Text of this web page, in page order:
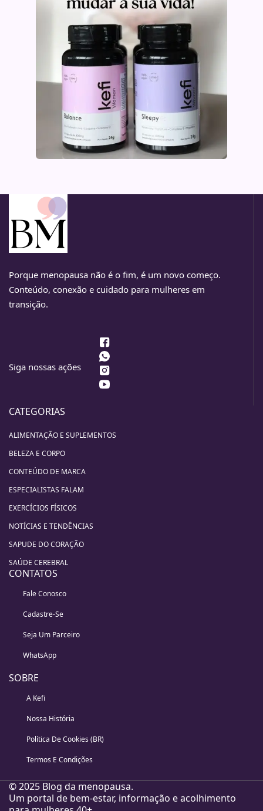
Porque menopausa não é o fim, é um novo começo.
Conteúdo, conexão e cuidado para mulheres em
transição.
Siga nossas ações
CATEGORIAS
ALIMENTAÇÃO E SUPLEMENTOS
BELEZA E CORPO
CONTEÚDO DE MARCA
ESPECIALISTAS FALAM
EXERCÍCIOS FÍSICOS
NOTÍCIAS E TENDÊNCIAS
SAPUDE DO CORAÇÃO
SAÚDE CEREBRAL
CONTATOS
Fale Conosco
Cadastre-Se
Seja Um Parceiro
WhatsApp
SOBRE
A Kefi
Nossa História
Política De Cookies (BR)
Termos E Condições
© 2025 Blog da menopausa.
Um portal de bem-estar, informação e acolhimento